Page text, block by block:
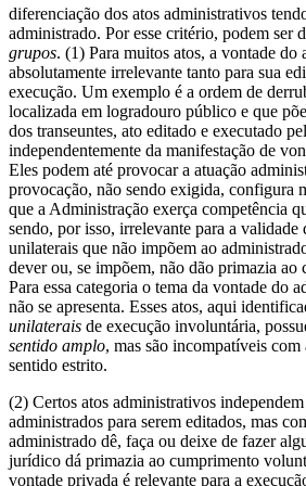
diferenciação dos atos administrativos
administrado. Por esse critério, podem ser
grupos. (1) Para muitos atos, a vontade do
absolutamente irrelevante tanto para sua
execução. Um exemplo é a ordem de
localizada em logradouro público e que
dos transeuntes, ato editado e executado
independentemente da manifestação de
Eles podem até provocar a atuação
provocação, não sendo exigida, configura
que a Administração exerça competência
sendo, por isso, irrelevante para a validade
unilaterais que não impõem ao
dever ou, se impõem, não dão primazia
Para essa categoria o tema da vontade do
não se apresenta. Esses atos, aqui
unilaterais de execução involuntária,
sentido amplo, mas são incompatíveis
sentido estrito.
(2) Certos atos administrativos
administrados para serem editados, mas
administrado dê, faça ou deixe de fazer
jurídico dá primazia ao cumprimento
vontade privada é relevante para a